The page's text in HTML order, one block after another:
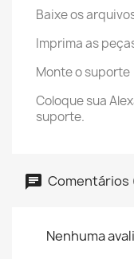
Baixe os
Imprima as
Monte o
Coloque sua
suporte.
Comentários
Nenhuma